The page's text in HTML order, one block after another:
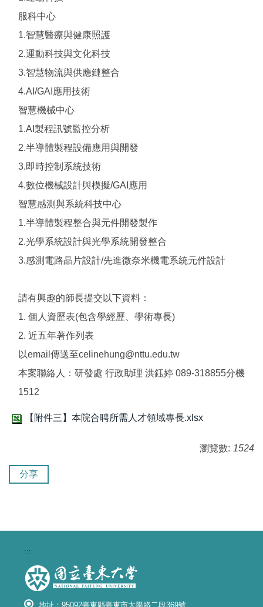
服科中心
1.智慧醫療與健康照護
2.運動科技與文化科技
3.智慧物流與供應鏈整合
4.AI/GAI應用技術
智慧機械中心
1.AI製程訊號監控分析
2.半導體製程設備應用與開發
3.即時控制系統技術
4.數位機械設計與模擬/GAI應用
智慧感測與系統科技中心
1.半導體製程整合與元件開發製作
2.光學系統設計與光學系統開發整合
3.感測電路晶片設計/先進微奈米機電系統元件設計
請有興趣的師長提交以下資料：
1. 個人資歷表(包含學經歷、學術專長)
2. 近五年著作列表
以email傳送至celinehung@nttu.edu.tw
本案聯絡人：研發處 行政助理 洪鈺婷 089-318855分機
1512
【附件三】本院合聘所需人才領域專長.xlsx
瀏覽數: 1524
分享
:::
地址：95092臺東縣臺東市大學路二段369號